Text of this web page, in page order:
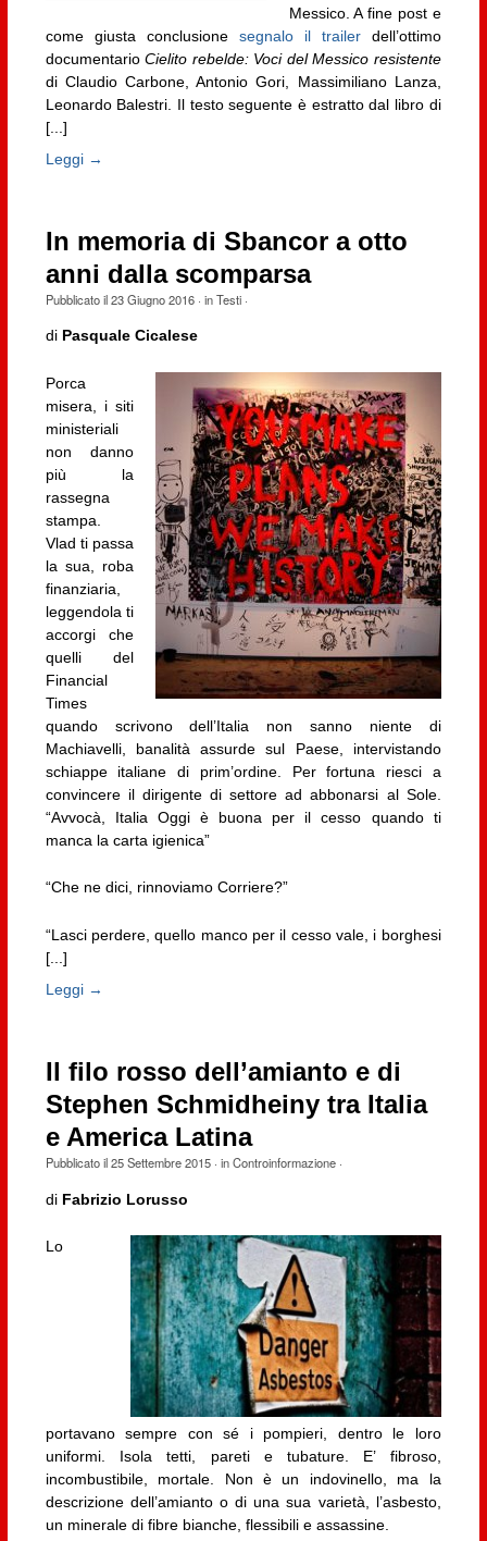
Messico. A fine post e
come giusta conclusione segnalo il trailerdell’ottimo
documentarioCielito rebelde: Voci del Messico resistente
di Claudio Carbone, Antonio Gori, Massimiliano Lanza,
Leonardo Balestri. Il testo seguente è estratto dal libro di
[...]
Leggi →
In memoria di Sbancor a otto
anni dalla scomparsa
Pubblicato il23 Giugno 2016· inTesti·
di Pasquale Cicalese
Porca
misera, i siti
ministeriali
non danno
più la
rassegna
stampa.
Vlad ti passa
la sua, roba
finanziaria,
leggendola ti
accorgi che
quelli del
Financial
Times
quando scrivono dell’Italia non sanno niente di
Machiavelli, banalità assurde sul Paese, intervistando
schiappe italiane di prim’ordine. Per fortuna riesci a
convincere il dirigente di settore ad abbonarsi al Sole.
“Avvocà, Italia Oggi è buona per il cesso quando ti
manca la carta igienica”
“Che ne dici, rinnoviamo Corriere?”
“Lasci perdere, quello manco per il cesso vale, i borghesi
[...]
Leggi →
Il filo rosso dell’amianto e di
Stephen Schmidheiny tra Italia
e America Latina
Pubblicato il25 Settembre 2015· inControinformazione·
di Fabrizio Lorusso
Lo
portavano sempre con sé i pompieri, dentro le loro
uniformi. Isola tetti, pareti e tubature. E’ fibroso,
incombustibile, mortale. Non è un indovinello, ma la
descrizione dell’amianto o di una sua varietà, l’asbesto,
un minerale di fibre bianche, flessibili e assassine.